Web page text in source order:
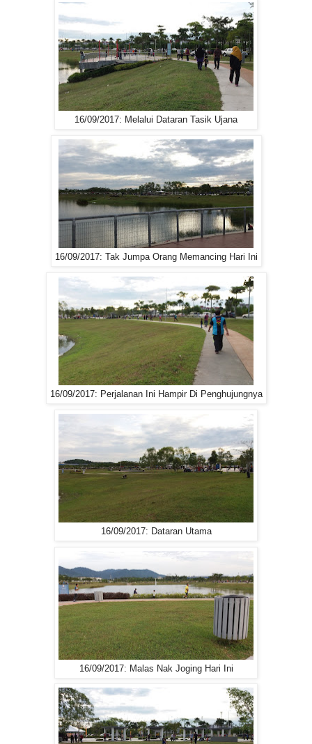
16/09/2017: Melalui Dataran Tasik Ujana
16/09/2017: Tak Jumpa Orang Memancing Hari Ini
16/09/2017: Perjalanan Ini Hampir Di Penghujungnya
16/09/2017: Dataran Utama
16/09/2017: Malas Nak Joging Hari Ini